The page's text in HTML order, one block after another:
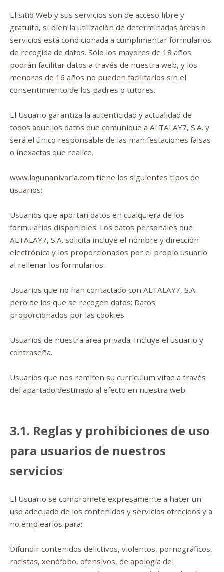
El sitio Web y sus servicios son de acceso libre y
gratuito, si bien la utilización de determinadas áreas o
servicios está condicionada a cumplimentar formularios
de recogida de datos. Sólo los mayores de 18 años
podrán facilitar datos a través de nuestra web, y los
menores de 16 años no pueden facilitarlos sin el
consentimiento de los padres o tutores.
El Usuario garantiza la autenticidad y actualidad de
todos aquellos datos que comunique a ALTALAY7, S.A. y
será el único responsable de las manifestaciones falsas
o inexactas que realice.
www.lagunanivaria.com tiene los siguientes tipos de
usuarios:
Usuarios que aportan datos en cualquiera de los
formularios disponibles: Los datos personales que
ALTALAY7, S.A. solicita incluye el nombre y dirección
electrónica y los proporcionados por el propio usuario
al rellenar los formularios.
Usuarios que no han contactado con ALTALAY7, S.A.
pero de los que se recogen datos: Datos
proporcionados por las cookies.
Usuarios de nuestra área privada: Incluye el usuario y
contraseña.
Usuarios que nos remiten su curriculum vitae a través
del apartado destinado al efecto en nuestra web.
3.1. Reglas y prohibiciones de uso
para usuarios de nuestros
servicios
El Usuario se compromete expresamente a hacer un
uso adecuado de los contenidos y servicios ofrecidos y a
no emplearlos para:
Difundir contenidos delictivos, violentos, pornográficos,
racistas, xenófobo, ofensivos, de apología del